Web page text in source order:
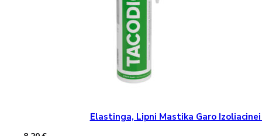
Elastinga, Lipni Mastika Garo Izoliacinei